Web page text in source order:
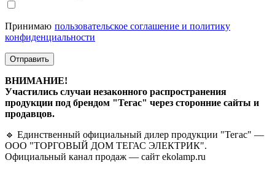
Принимаю пользовательское соглашение и политику
конфиденциальности
Отправить
ВНИМАНИЕ!
Участились случаи незаконного распространения
продукции под брендом "Тегас" через сторонние сайты и
продавцов.
🔹 Единственный официальный дилер продукции "Тегас" —
ООО "ТОРГОВЫЙ ДОМ ТЕГАС ЭЛЕКТРИК".
Официальный канал продаж — сайт ekolamp.ru